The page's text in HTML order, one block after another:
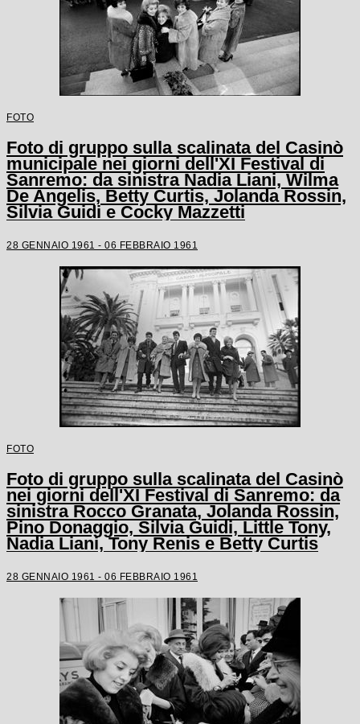
FOTO
Foto di gruppo sulla scalinata del Casinò
municipale nei giorni dell'XI Festival di
Sanremo: da sinistra Nadia Liani, Wilma
De Angelis, Betty Curtis, Jolanda Rossin,
Silvia Guidi e Cocky Mazzetti
28 GENNAIO 1961 - 06 FEBBRAIO 1961
FOTO
Foto di gruppo sulla scalinata del Casinò
nei giorni dell'XI Festival di Sanremo: da
sinistra Rocco Granata, Jolanda Rossin,
Pino Donaggio, Silvia Guidi, Little Tony,
Nadia Liani, Tony Renis e Betty Curtis
28 GENNAIO 1961 - 06 FEBBRAIO 1961